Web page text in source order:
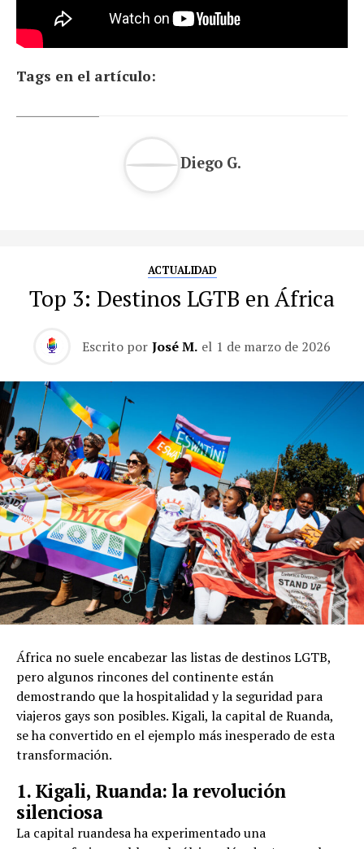
Tags en el artículo:
Diego G.
ACTUALIDAD
Top 3: Destinos LGTB en África
Escrito por José M. el 1 de marzo de 2026
África no suele encabezar las listas de destinos LGTB,
pero algunos rincones del continente están
demostrando que la hospitalidad y la seguridad para
viajeros gays son posibles. Kigali, la capital de Ruanda,
se ha convertido en el ejemplo más inesperado de esta
transformación.
1. Kigali, Ruanda: la revolución
silenciosa
La capital ruandesa ha experimentado una